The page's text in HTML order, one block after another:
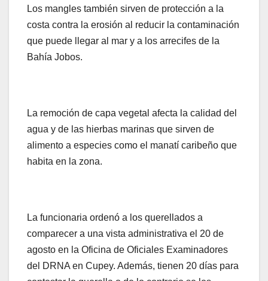
Los mangles también sirven de protección a la
costa contra la erosión al reducir la contaminación
que puede llegar al mar y a los arrecifes de la
Bahía Jobos.
La remoción de capa vegetal afecta la calidad del
agua y de las hierbas marinas que sirven de
alimento a especies como el manatí caribeño que
habita en la zona.
La funcionaria ordenó a los querellados a
comparecer a una vista administrativa el 20 de
agosto en la Oficina de Oficiales Examinadores
del DRNA en Cupey. Además, tienen 20 días para